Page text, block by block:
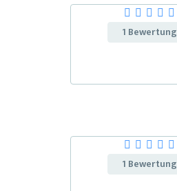
1 Bewertung
1 Bewertung